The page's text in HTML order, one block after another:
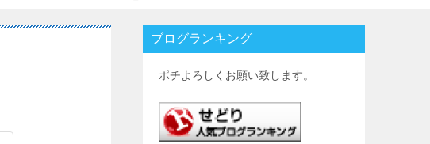
ブログランキング
ポチよろしくお願い致します。